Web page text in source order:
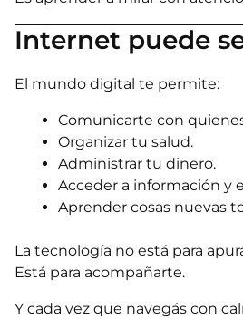
Internet puede
El mundo digital te permite:
Comunicarte con
Organizar tu salud.
Administrar tu dinero.
Acceder a información y
Aprender cosas nuevas
La tecnología no está para
Está para acompañarte.
Y cada vez que navegás con